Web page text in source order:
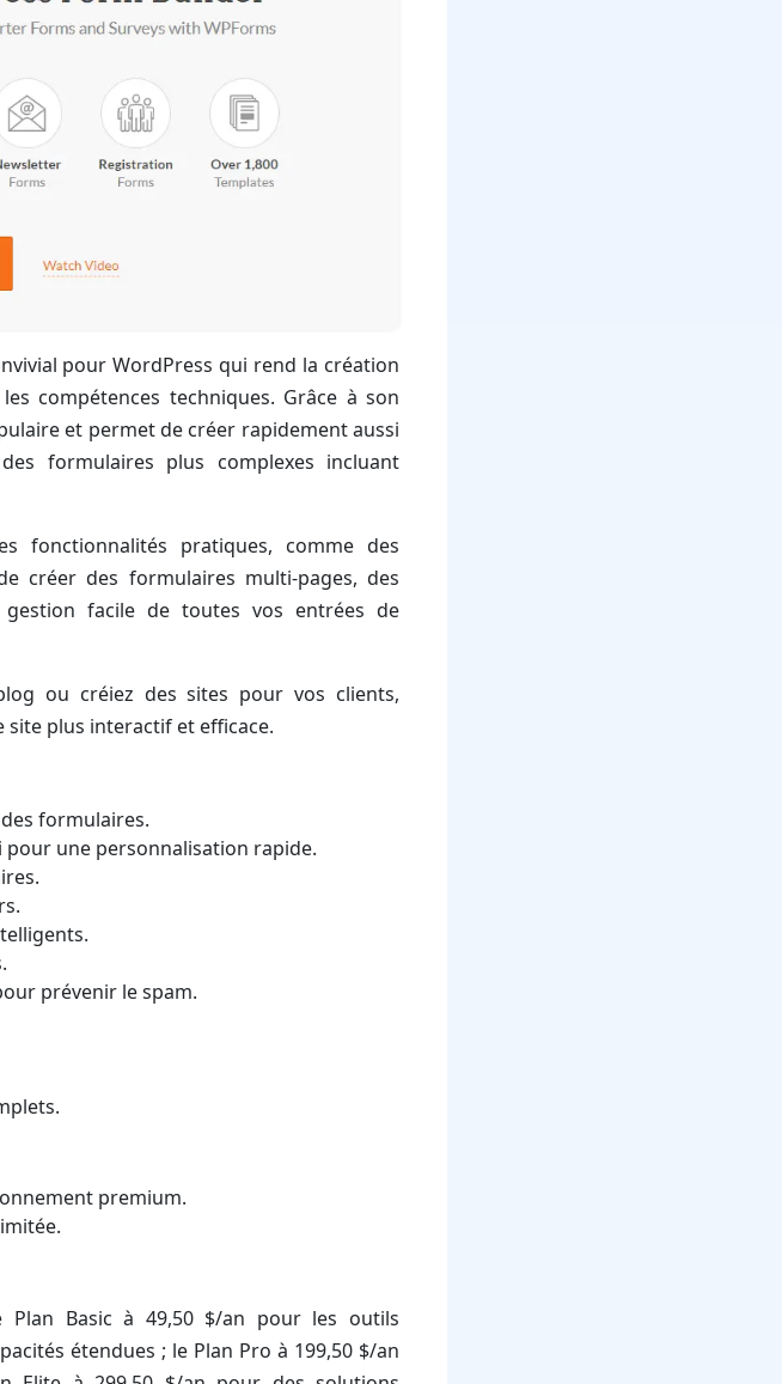
pour WordPress qui rend la création
compétences techniques. Grâce à son
et permet de créer rapidement aussi
formulaires plus complexes incluant
fonctionnalités pratiques, comme des
créer des formulaires multi-pages, des
facile de toutes vos entrées de
ou créiez des sites pour vos clients,
plus interactif et efficace.
formulaires.
pour une personnalisation rapide.
prévenir le spam.
premium.
Basic à 49,50 $/an pour les outils
étendues ; le Plan Pro à 199,50 $/an